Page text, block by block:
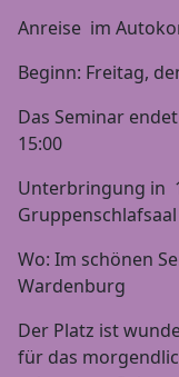
Anreise im
Beginn: Freitag,
Das Seminar
15:00
Unterbringung in
Wo: Im schönen
Wardenburg
Der Platz ist
für das